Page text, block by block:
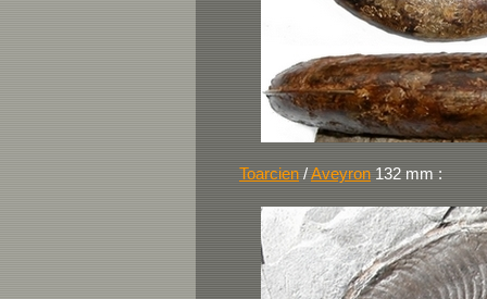
Toarcien /Aveyron 132 mm :